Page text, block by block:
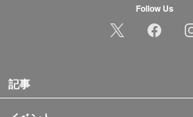
Follow Us
記事